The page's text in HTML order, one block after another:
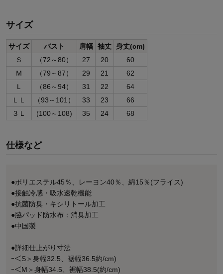
サイズ
サイズ バスト 肩幅 袖丈 身丈(cm)
Ｓ
（72～80） 27 20
60
Ｍ
（79～87） 29 21
62
Ｌ
（86～94） 31 22
64
ＬＬ
（93～101） 33 23
66
３Ｌ
(100～108) 35 24 68
仕様など
●ポリエステル45％、レーヨン40％、綿15％(フライス)
●接触冷感・吸水速乾機能
●抗菌防臭・キシリトール加工
●脇パッド防水布：消臭加工
●中国製
●詳細仕上がり寸法
ｰ＜S＞身幅32.5、裾幅36.5約/cm)
ｰ＜M＞身幅34.5、裾幅38.5(約/cm)